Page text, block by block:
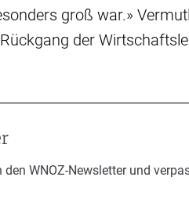
groß war.»
der
den WNOZ-Newsletter und